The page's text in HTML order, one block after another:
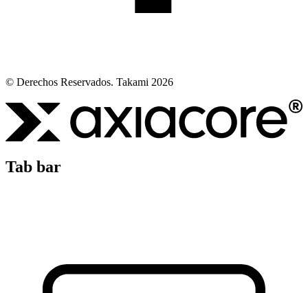
© Derechos Reservados. Takami 2026
Tab bar